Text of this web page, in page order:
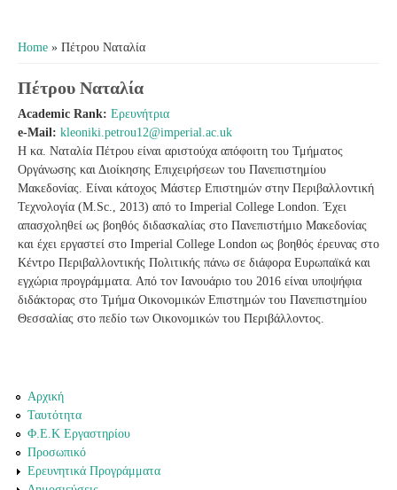
You are here
Home » Πέτρου Ναταλία
Πέτρου Ναταλία
Academic Rank: Ερευνήτρια
e-Mail: kleoniki.petrou12@imperial.ac.uk
Η κα. Ναταλία Πέτρου είναι αριστούχα απόφοιτη του Τμήματος
Οργάνωσης και Διοίκησης Επιχειρήσεων του Πανεπιστημίου
Μακεδονίας. Είναι κάτοχος Μάστερ Επιστημών στην Περιβαλλοντική
Τεχνολογία (M.Sc., 2013) από το Imperial College London. Έχει
απασχοληθεί ως βοηθός διδασκαλίας στο Πανεπιστήμιο Μακεδονίας
και έχει εργαστεί στο Imperial College London ως βοηθός έρευνας στο
Κέντρο Περιβαλλοντικής Πολιτικής πάνω σε διάφορα Ευρωπαϊκά και
εγχώρια προγράμματα. Από τον Ιανουάριο του 2016 είναι υποψήφια
διδάκτορας στο Τμήμα Οικονομικών Επιστημών του Πανεπιστημίου
Θεσσαλίας στο πεδίο των Οικονομικών του Περιβάλλοντος.
Αρχική
Ταυτότητα
Φ.Ε.Κ Εργαστηρίου
Προσωπικό
Ερευνητικά Προγράμματα